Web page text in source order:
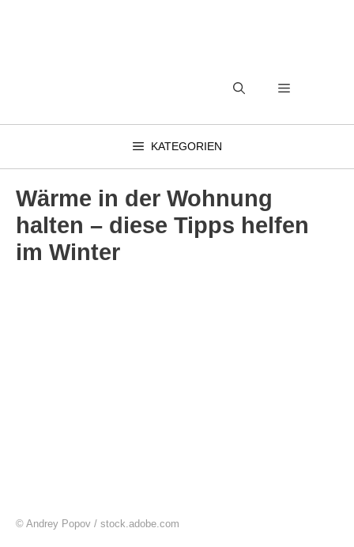
MENÜ
KATEGORIEN
Wärme in der Wohnung
halten – diese Tipps helfen
im Winter
© Andrey Popov / stock.adobe.com